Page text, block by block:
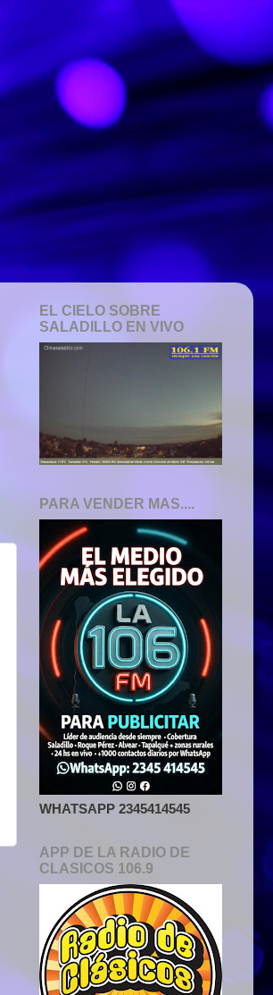
EL CIELO SOBRE
SALADILLO EN VIVO
PARA VENDER MAS....
WHATSAPP 2345414545
APP DE LA RADIO DE
CLASICOS 106.9